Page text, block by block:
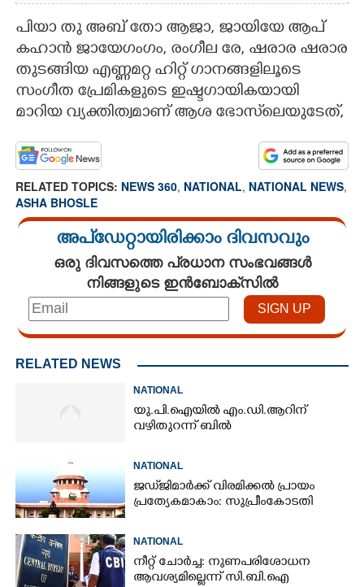
പിയാ തു അബ് തോ ആജാ,​ ജായിയേ ആപ്
കഹാൻ ജായേഗംഗം,​ രംഗീല രേ,​ ഷരാര ഷരാര
തുടങ്ങിയ എണ്ണമറ്റ ഹിറ്റ് ഗാനങ്ങളിലൂടെ
സംഗീത പ്രേമികളുടെ ഇഷ്ടഗായികയായി
മാറിയ വ്യക്തിത്വമാണ് ആശ ഭോസ്‌ലെയുടേത്,​
RELATED TOPICS: NEWS 360, NATIONAL, NATIONAL NEWS,
ASHA BHOSLE
അപ്ഡേറ്റായിരിക്കാം ദിവസവും
ഒരു ദിവസത്തെ പ്രധാന സംഭവങ്ങൾ
നിങ്ങളുടെ ഇൻബോക്സിൽ
RELATED NEWS
NATIONAL
യു.പി.ഐയിൽ എം.ഡി.ആറിന്
വഴിതുറന്ന് ബിൽ
NATIONAL
ജഡ്‌ജിമാർക്ക് വിരമിക്കൽ പ്രായം
പ്രത്യേകമാകാം: സുപ്രീംകോടതി
NATIONAL
നീറ്റ് ചോർച്ച: നുണപരിശോധന
ആവശ്യമില്ലെന്ന് സി.ബി.ഐ